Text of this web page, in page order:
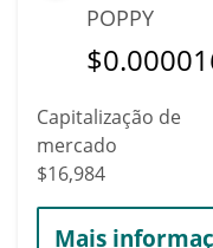
POPPY
$
Capitalização de
mercado
$16,984
Mais